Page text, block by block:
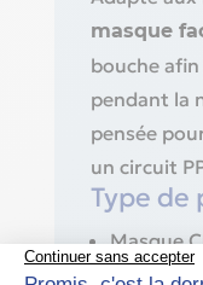
masque
bouche
pendant la
pensée
un circuit
Type de
Masque
Joyce